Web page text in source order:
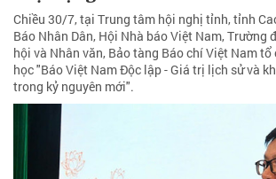
Chiều 30/7, tại Trung tâm hội nghị tỉnh, tỉnh
Báo Nhân Dân, Hội Nhà báo Việt Nam, Trường
hội và Nhân văn, Bảo tàng Báo chí Việt Nam
học "Báo Việt Nam Độc lập - Giá trị lịch sử và
trong kỷ nguyên mới".